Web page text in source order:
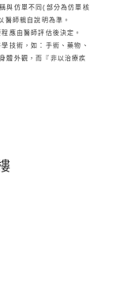
與仿單不同(部分為仿單核
師親自說明為準。
應由醫師評估後決定。
技術，如：手術、藥物、
體外觀，而『非以治療疾